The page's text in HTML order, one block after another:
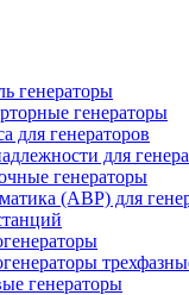
генераторы
генераторы
для генераторов
для
генераторы
(АВР) для
генераторы